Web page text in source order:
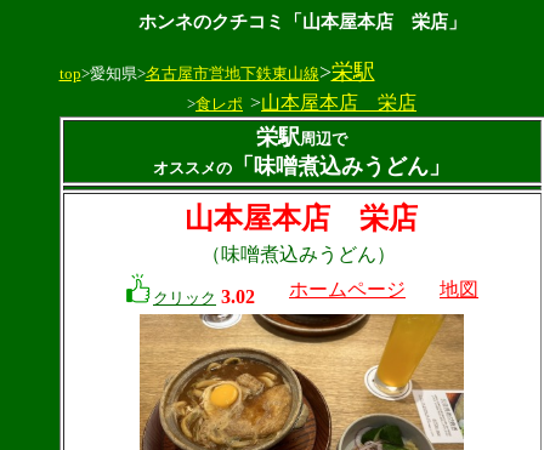
ホンネのクチコミ「山本屋本店 栄店」
top>愛知県>名古屋市営地下鉄東山線>栄駅
>食レポ >山本屋本店 栄店
栄駅周辺で
オススメの
「味噌煮込みうどん」
山本屋本店 栄店
（味噌煮込みうどん）
クリック 3.02 ホームページ 地図